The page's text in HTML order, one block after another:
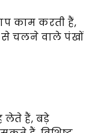
काम करती हैं,
से चलने वाले पंखों
हैं, बड़े